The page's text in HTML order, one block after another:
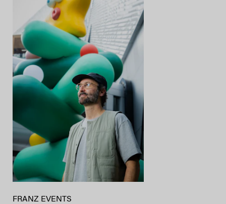
FRANZ EVENTS